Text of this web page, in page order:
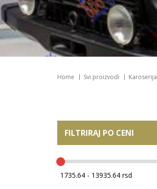
Home Svi proizvodi Karoserija
FILTRIRAJ PO CENI